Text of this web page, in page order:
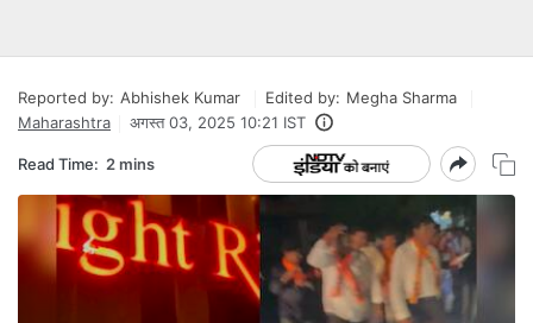
Reported by: Abhishek Kumar Edited by: Megha Sharma
Maharashtra
अगस्त 03, 2025 10:21 IST
Read Time: 2 mins